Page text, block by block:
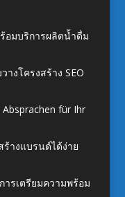
อมบริการผลิตน้ำดื่ม
งโครงสร้าง SEO
für Ihr
างแบรนด์ได้ง่าย
ารเตรียมความพร้อม